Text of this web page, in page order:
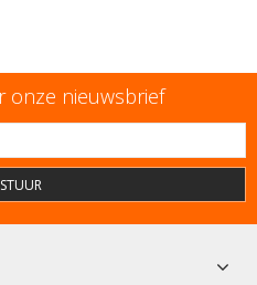
onze nieuwsbrief